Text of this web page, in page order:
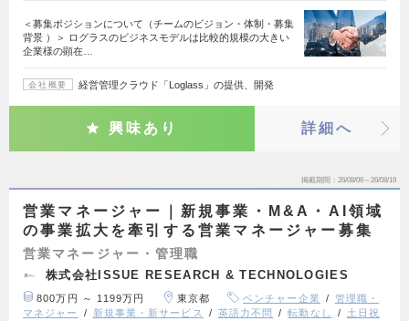
＜募集ポジションについて（チームのビジョン・体制・募集
背景 ）＞ ログラスのビジネスモデルは比較的規模の大きい
企業様の顕在…
会社概要 経営管理クラウド「Loglass」の提供、開発
興味あり 詳細へ
掲載期間 26/08/06～26/08/19
営業マネージャー｜新規事業・M&A・AI領域
の事業拡大を牽引する営業マネージャー募集
営業マネージャー・管理職
株式会社ISSUE RESEARCH & TECHNOLOGIES
800万円 ～ 1199万円 東京都 ベンチャー企業
管理職・
マネジャー
新規事業・新サービス 英語力不問 転勤なし 土日祝